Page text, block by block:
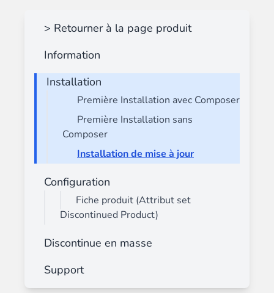
> Retourner à la page produit
Information
Installation
Première Installation avec Composer
Première Installation sans
Composer
Installation de mise à jour
Configuration
Fiche produit (Attribut set
Discontinued Product)
Discontinue en masse
Support